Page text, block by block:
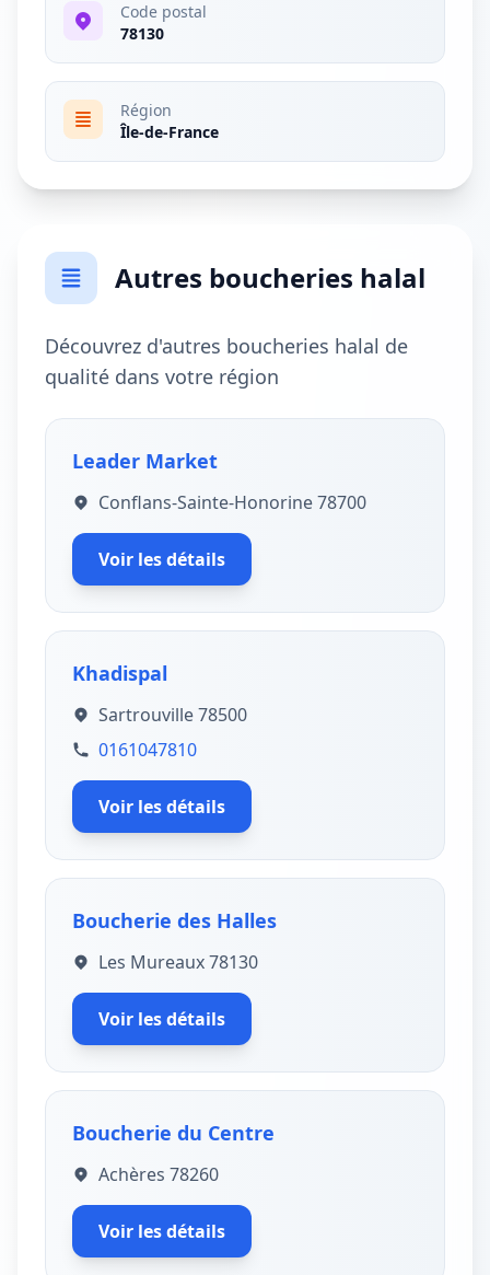
Code postal
78130
Région
Île-de-France
Autres boucheries halal
Découvrez d'autres boucheries halal de
qualité dans votre région
Leader Market
Conflans-Sainte-Honorine 78700
Voir les détails
Khadispal
Sartrouville 78500
0161047810
Voir les détails
Boucherie des Halles
Les Mureaux 78130
Voir les détails
Boucherie du Centre
Achères 78260
Voir les détails